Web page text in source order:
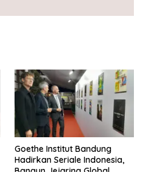
Goethe Institut Bandung
Hadirkan Seriale Indonesia,